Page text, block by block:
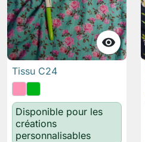

Tissu C24
Disponible pour les
créations
personnalisables